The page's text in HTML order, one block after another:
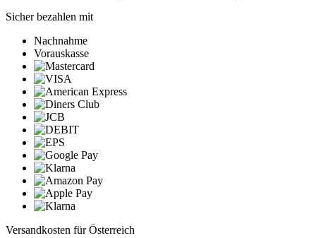
Sicher bezahlen mit
Nachnahme
Vorauskasse
Versandkosten für Österreich